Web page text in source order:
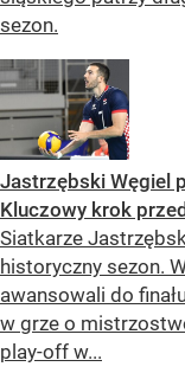
sezon.
Jastrzębski Węgiel
Kluczowy krok
Siatkarze
historyczny sezon.
awansowali do
w grze o
play-off w...